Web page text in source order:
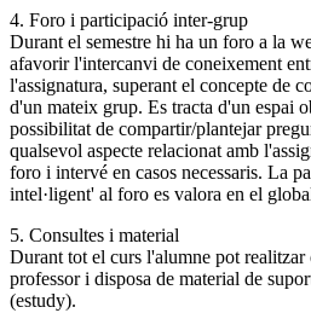
4. Foro i participació inter-grup
Durant el semestre hi ha un foro a la
afavorir l'intercanvi de coneixement
l'assignatura, superant el concepte de
d'un mateix grup. Es tracta d'un espai
possibilitat de compartir/plantejar
qualsevol aspecte relacionat amb
foro i intervé en casos necessaris. La
intel·ligent' al foro es valora en el
5. Consultes i material
Durant tot el curs l'alumne pot realitzar
professor i disposa de material de
(estudy).